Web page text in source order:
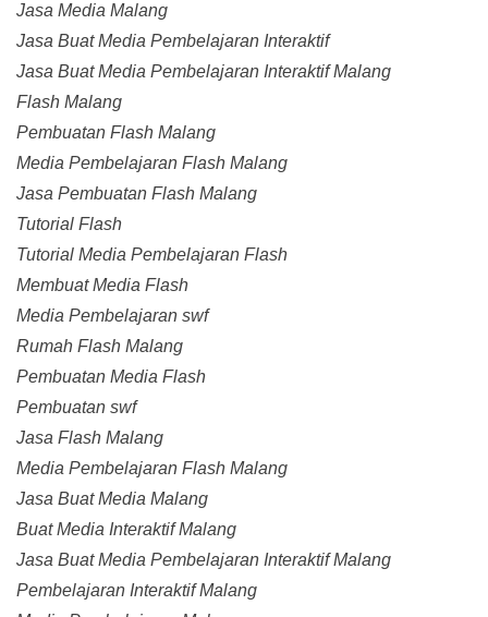
Jasa Media Malang
Jasa Buat Media Pembelajaran Interaktif
Jasa Buat Media Pembelajaran Interaktif Malang
Flash Malang
Pembuatan Flash Malang
Media Pembelajaran Flash Malang
Jasa Pembuatan Flash Malang
Tutorial Flash
Tutorial Media Pembelajaran Flash
Membuat Media Flash
Media Pembelajaran swf
Rumah Flash Malang
Pembuatan Media Flash
Pembuatan swf
Jasa Flash Malang
Media Pembelajaran Flash Malang
Jasa Buat Media Malang
Buat Media Interaktif Malang
Jasa Buat Media Pembelajaran Interaktif Malang
Pembelajaran Interaktif Malang